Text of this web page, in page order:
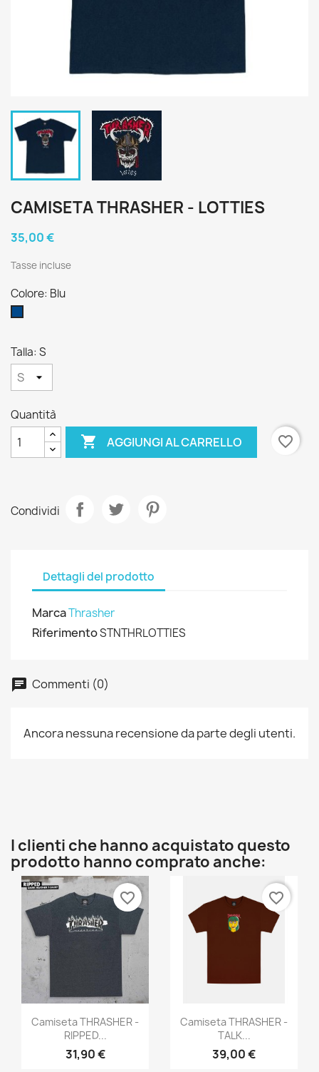
CAMISETA THRASHER - LOTTIES
35,00 €
Tasse incluse
Colore: Blu
Talla: S
Quantità
 AGGIUNGI AL CARRELLO favorite_border
Condividi
Dettagli del prodotto
MarcaThrasher
RiferimentoSTNTHRLOTTIES
Commenti (0)
Ancora nessuna recensione da parte degli utenti.
I clienti che hanno acquistato questo
prodotto hanno comprato anche:
Anteprima
Camiseta THRASHER -
RIPPED...
31,90 €
favorite_border
Anteprima
Camiseta THRASHER -
TALK...
39,00 €
favorite_border
Nome lista dei desideri
Annulla Crea lista dei desideri